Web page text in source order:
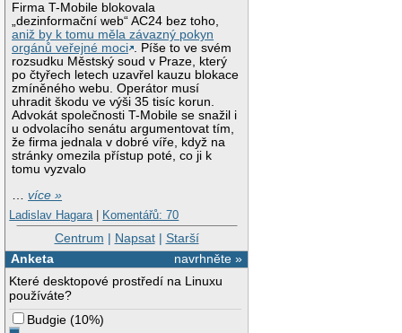
Firma T-Mobile blokovala
„dezinformační web“ AC24 bez toho,
aniž by k tomu měla závazný pokyn
orgánů veřejné moci . Píše to ve svém
rozsudku Městský soud v Praze, který
po čtyřech letech uzavřel kauzu blokace
zmíněného webu. Operátor musí
uhradit škodu ve výši 35 tisíc korun.
Advokát společnosti T-Mobile se snažil i
u odvolacího senátu argumentovat tím,
že firma jednala v dobré víře, když na
stránky omezila přístup poté, co ji k
tomu vyzvalo
…více »
Ladislav Hagara | Komentářů: 70
Centrum | Napsat| Starší
navrhněte »
Anketa
Které desktopové prostředí na Linuxu
používáte?
Budgie (10%)